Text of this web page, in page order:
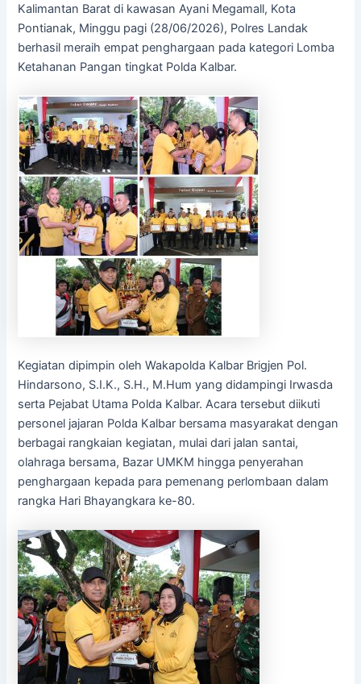
Kalimantan Barat di kawasan Ayani Megamall, Kota
Pontianak, Minggu pagi (28/06/2026), Polres Landak
berhasil meraih empat penghargaan pada kategori Lomba
Ketahanan Pangan tingkat Polda Kalbar.
Kegiatan dipimpin oleh Wakapolda Kalbar Brigjen Pol.
Hindarsono, S.I.K., S.H., M.Hum yang didampingi Irwasda
serta Pejabat Utama Polda Kalbar. Acara tersebut diikuti
personel jajaran Polda Kalbar bersama masyarakat dengan
berbagai rangkaian kegiatan, mulai dari jalan santai,
olahraga bersama, Bazar UMKM hingga penyerahan
penghargaan kepada para pemenang perlombaan dalam
rangka Hari Bhayangkara ke-80.